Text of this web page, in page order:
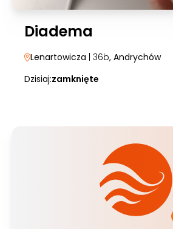
Diadema
Lenartowicza | 36b, Andrychów
Dzisiaj:zamknięte